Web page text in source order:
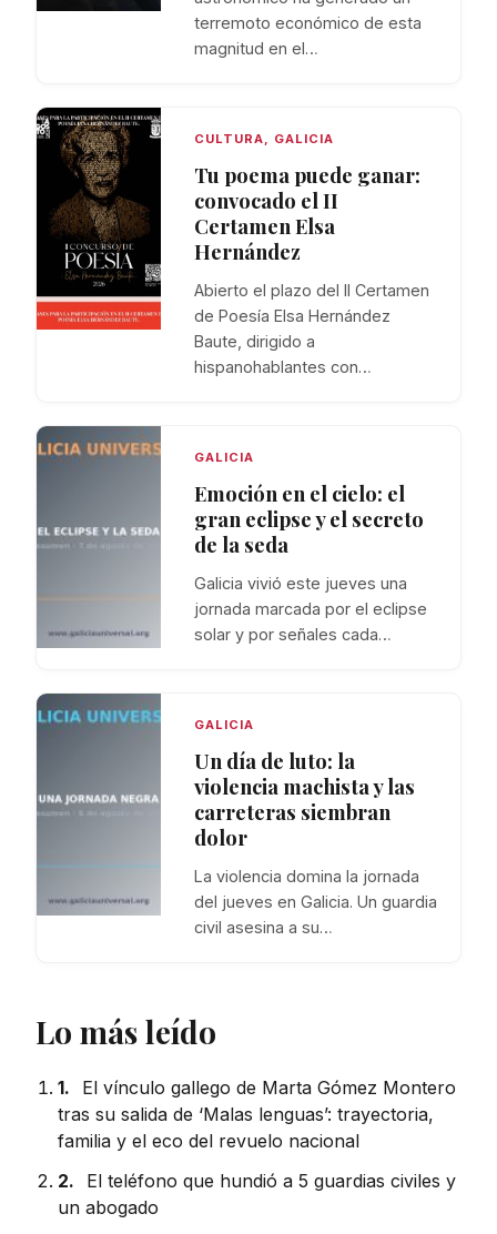
terremoto económico de esta
magnitud en el…
CULTURA GALICIA
Tu poema puede ganar:
convocado el II
Certamen Elsa
Hernández
Abierto el plazo del II Certamen
de Poesía Elsa Hernández
Baute, dirigido a
hispanohablantes con…
GALICIA
Emoción en el cielo: el
gran eclipse y el secreto
de la seda
Galicia vivió este jueves una
jornada marcada por el eclipse
solar y por señales cada…
GALICIA
Un día de luto: la
violencia machista y las
carreteras siembran
dolor
La violencia domina la jornada
del jueves en Galicia. Un guardia
civil asesina a su…
Lo más leído
1.
El vínculo gallego de Marta Gómez Montero
tras su salida de ‘Malas lenguas’: trayectoria,
familia y el eco del revuelo nacional
2.
El teléfono que hundió a 5 guardias civiles y
un abogado